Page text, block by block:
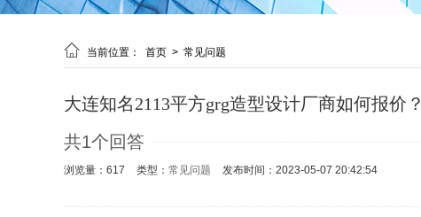
 当前位置： 首页 > 常见问题
大连知名2113平方grg造型设计厂商如何报价？
共1个回答
浏览量：617 类型： 常见问题 发布时间：2023-05-07 20:42:54